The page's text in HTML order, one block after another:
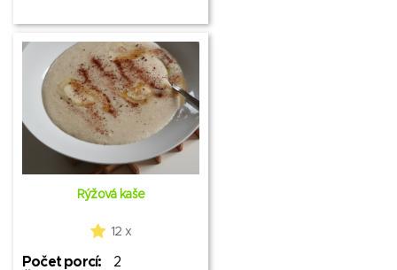
Rýžová kaše
12 x
Počet porcí:
2